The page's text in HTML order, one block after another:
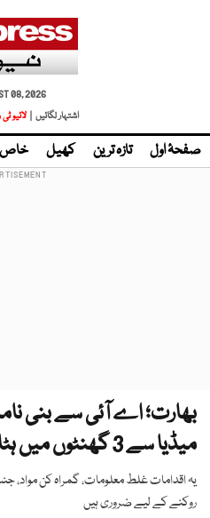
08, 2026
اشتہار لگائیں |
لائیو
صفحۂ اول تازہ ترین کھیل خاص
بھارت؛ اے آئی سے بنی
میڈیا سے 3 گھنٹوں میں ہٹانے کا حکم
روکنے کے لیے ضروری ہیں